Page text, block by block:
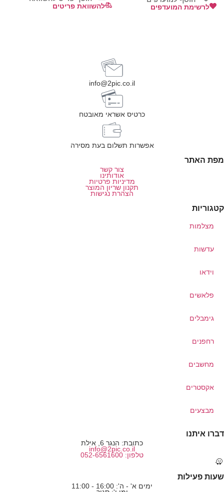
לרשימת המועדפים
להשוואת פריטים
info@2pic.co.il
כרטיס אשראי מאובטח
אפשרות תשלום בעת מסירה
מפת האתר
צור קשר
אודותינו
מדיניות פרטיות
תקנון שריון המוצר
הצהרת נגישות
קטגוריות
מצלמות
עדשות
וידאו
פלאשים
גימבלים
רחפנים
מחשבים
אקסטרים
מבצעים
דברו איתנו
כתובת: הנגר 6, אילת
info@2pic.co.il
טלפון: 052-6561600
שעות פעילות
ימים א' - ה': 16:00 - 11:00